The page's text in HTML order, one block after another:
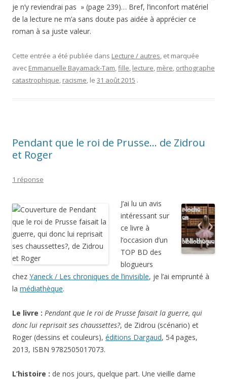
je n’y reviendrai pas » (page 239)… Bref, l’inconfort matériel
de la lecture ne m’a sans doute pas aidée à apprécier ce
roman à sa juste valeur.
Cette entrée a été publiée dans Lecture / autres, et marquée
avec Emmanuelle Bayamack-Tam,fille, lecture, mère, orthographe
catastrophique, racisme, le 31 août 2015 .
Pendant que le roi de Prusse… de Zidrou
et Roger
1 réponse
J’ai lu un avis
intéressant sur
ce livre à
l’occasion d’un
TOP BD des
blogueurs
chez Yaneck / Les chroniques de l’invisible, je l’ai emprunté à
la médiathèque.
Le livre : Pendant que le roi de Prusse faisait la guerre, qui
donc lui reprisait ses chaussettes?, de Zidrou (scénario) et
Roger (dessins et couleurs), éditions Dargaud, 54 pages,
2013, ISBN 9782505017073.
L’histoire : de nos jours, quelque part. Une vieille dame